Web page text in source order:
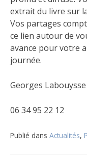
extrait du livre sur
Vos partages
ce lien autour de
avance pour votre
journée.
Georges Labouysse
06 34 95 22 12
Publié dans Actualités,